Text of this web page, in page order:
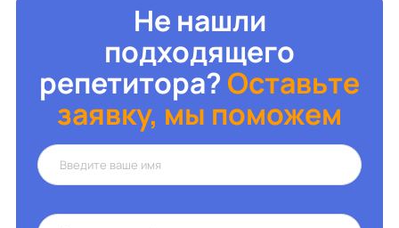
Не нашли
подходящего
репетитора? Оставьте
заявку, мы поможем